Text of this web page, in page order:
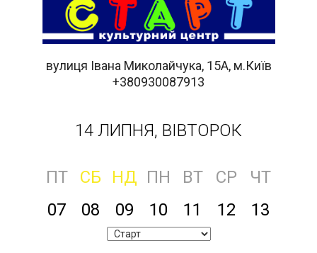
вулиця Івана Миколайчука, 15А, м.Київ
+380930087913
14 ЛИПНЯ, ВІВТОРОК
ПТ СБ НД ПН ВТ СР
ЧТ
07
08 09 10 11 12 13